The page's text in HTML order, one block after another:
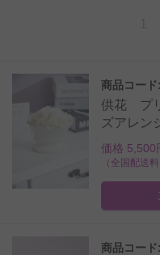
商品コー
供花 プ
ズアレン
価格 5,500
（全国配送
商品コー